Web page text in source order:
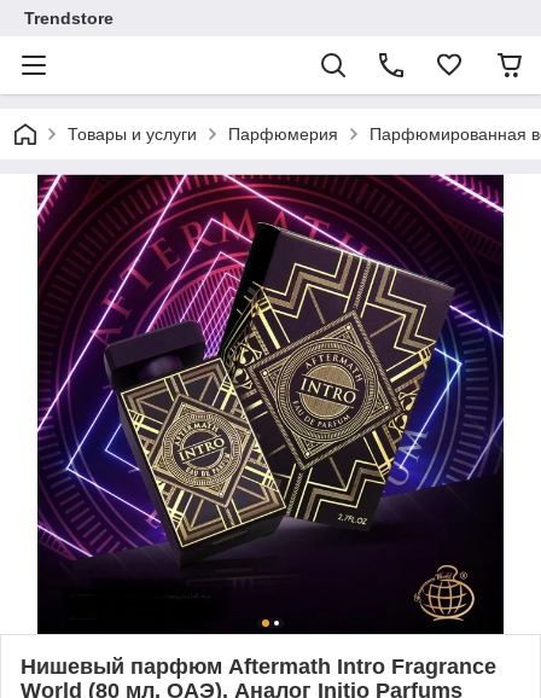
Trendstore
Товары и услуги Парфюмерия Парфюмированная
Нишевый парфюм Aftermath Intro Fragrance
World (80 мл, ОАЭ). Аналог Initio Parfums